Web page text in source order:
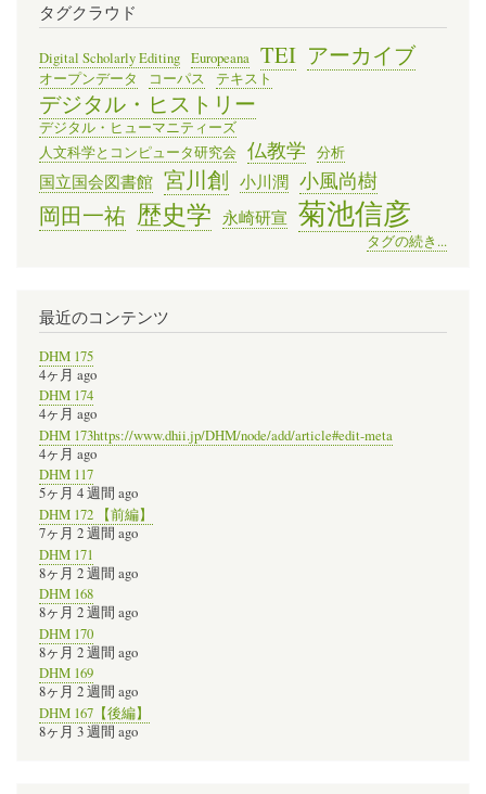
タグクラウド
Digital Scholarly Editing Europeana TEI アーカイブ
オープンデータ コーパス テキスト
デジタル・ヒストリー
デジタル・ヒューマニティーズ
人文科学とコンピュータ研究会
仏教学 分析
国立国会図書館 宮川創 小川潤 小風尚樹
岡田一祐 歴史学 永崎研宣 菊池信彦
タグの続き...
最近のコンテンツ
DHM 175
4ヶ月 ago
DHM 174
4ヶ月 ago
DHM 173https://www.dhii.jp/DHM/node/add/article#edit-meta
4ヶ月 ago
DHM 117
5ヶ月 4 週間 ago
DHM 172 【前編】
7ヶ月 2 週間 ago
DHM 171
8ヶ月 2 週間 ago
DHM 168
8ヶ月 2 週間 ago
DHM 170
8ヶ月 2 週間 ago
DHM 169
8ヶ月 2 週間 ago
DHM 167【後編】
8ヶ月 3 週間 ago